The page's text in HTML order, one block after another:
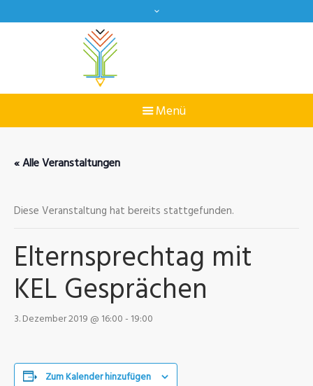
« Alle Veranstaltungen
Diese Veranstaltung hat bereits stattgefunden.
Elternsprechtag mit
KEL Gesprächen
3. Dezember 2019 @ 16:00- 19:00
Zum Kalender hinzufügen